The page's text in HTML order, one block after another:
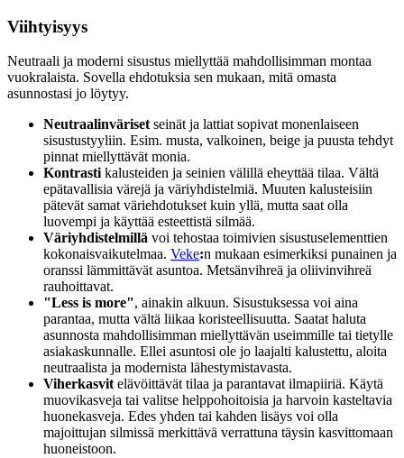
Viihtyisyys
Neutraali ja moderni sisustus miellyttää mahdollisimman montaa
vuokralaista. Sovella ehdotuksia sen mukaan, mitä omasta
asunnostasi jo löytyy.
Neutraalinväriset seinät ja lattiat sopivat monenlaiseen
sisustustyyliin. Esim. musta, valkoinen, beige ja puusta tehdyt
pinnat miellyttävät monia.
Kontrasti kalusteiden ja seinien välillä eheyttää tilaa. Vältä
epätavallisia värejä ja väriyhdistelmiä. Muuten kalusteisiin
pätevät samat väriehdotukset kuin yllä, mutta saat olla
luovempi ja käyttää esteettistä silmää.
Väriyhdistelmillä voi tehostaa toimivien sisustuselementtien
kokonaisvaikutelmaa. Veke:n mukaan esimerkiksi punainen ja
oranssi lämmittävät asuntoa. Metsänvihreä ja oliivinvihreä
rauhoittavat.
"Less is more", ainakin alkuun. Sisustuksessa voi aina
parantaa, mutta vältä liikaa koristeellisuutta. Saatat haluta
asunnosta mahdollisimman miellyttävän useimmille tai tietylle
asiakaskunnalle. Ellei asuntosi ole jo laajalti kalustettu, aloita
neutraalista ja modernista lähestymistavasta.
Viherkasvit elävöittävät tilaa ja parantavat ilmapiiriä. Käytä
muovikasveja tai valitse helppohoitoisia ja harvoin kasteltavia
huonekasveja. Edes yhden tai kahden lisäys voi olla
majoittujan silmissä merkittävä verrattuna täysin kasvittomaan
huoneistoon.